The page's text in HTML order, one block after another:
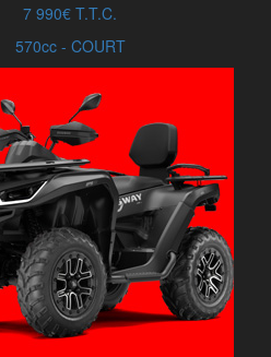
7 990€ T.T.C.
570cc - COURT